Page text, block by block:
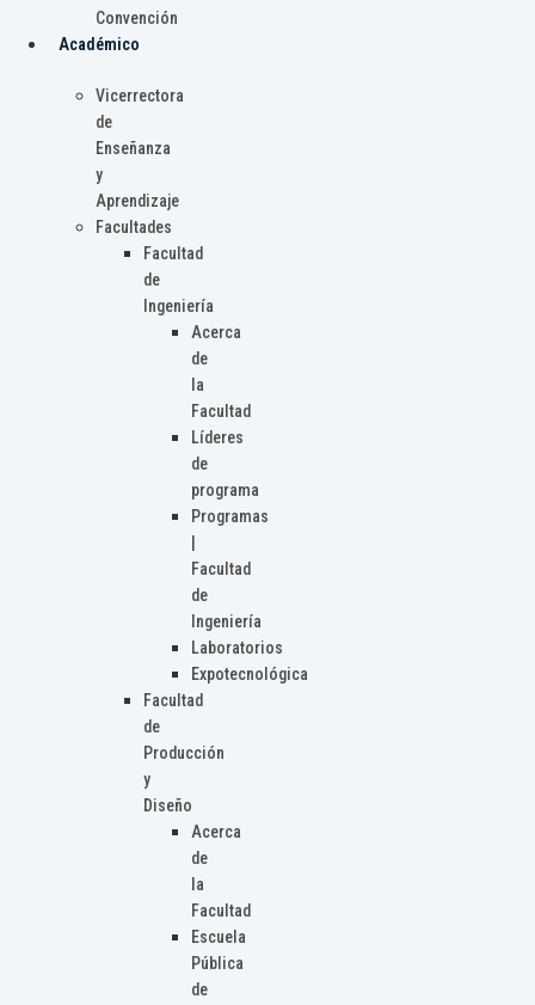
Convención
Académico
Vicerrectora
de
Enseñanza
y
Aprendizaje
Facultades
Facultad
de
Ingeniería
Acerca
de
la
Facultad
Líderes
de
programa
Programas
Facultad
de
Ingeniería
Laboratorios
Expotecnológica
Facultad
de
Producción
y
Diseño
Acerca
de
la
Facultad
Escuela
Pública
de